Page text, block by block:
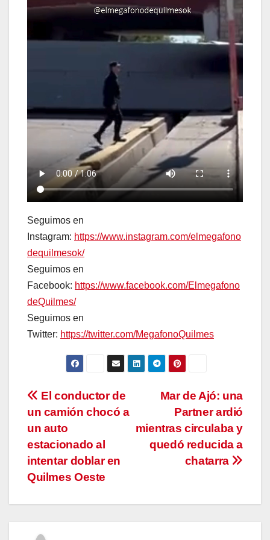
Seguimos en
Instagram: https://www.instagram.com/elmegafono
dequilmesok/
Seguimos en
Facebook: https://www.facebook.com/Elmegafono
deQuilmes/
Seguimos en
Twitter: https://twitter.com/MegafonoQuilmes
Navegación
de
entradas
Mar de Ajó: una
Partner ardió
mientras circulaba y
quedó reducida a
chatarra
El conductor de
un camión chocó a
un auto
estacionado al
intentar doblar en
Quilmes Oeste